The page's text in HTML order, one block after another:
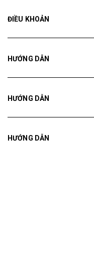
ĐIỀU KHOẢN
HƯỚNG DẪN
HƯỚNG DẪN
HƯỚNG DẪN